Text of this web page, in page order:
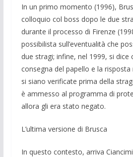
In un primo mo­mento (1996),
col­loquio col boss dopo le due
durante il proces­so di Firenze
possibilista sull’eventual­ità che
due stragi; infine, nel 1999, si dice
consegna del papello e la
si siano verificate pri­ma della
è ammesso al programma di
allora gli era stato negato.
L’ultima versione di Brusca
In questo contesto, arriva